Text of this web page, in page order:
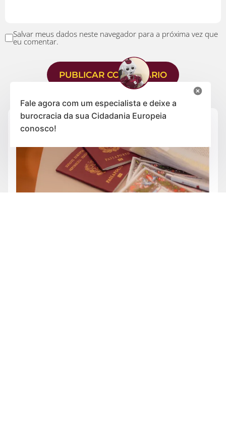
Salvar meus dados neste navegador para a próxima vez que
eu comentar.
Fale agora com um especialista e deixe a
burocracia da sua Cidadania Europeia
conosco!